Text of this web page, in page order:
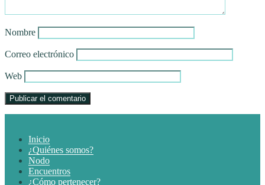
Nombre
Correo electrónico
Web
Inicio
¿Quiénes somos?
Nodo
Encuentros
¿Cómo pertenecer?